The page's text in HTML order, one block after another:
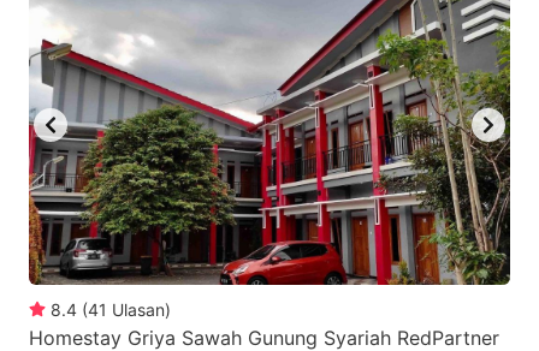
8.4 (41 Ulasan)
Homestay Griya Sawah Gunung Syariah RedPartner